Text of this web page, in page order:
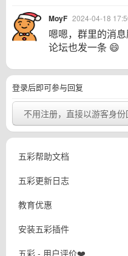
MoyF 2024-04-18
嗯嗯，群里的消
论坛也发一条 😄
登录后即可参与回复
不用注册，直接以游客身份
五彩帮助文档
五彩更新日志
教育优惠
安装五彩插件
五彩 - 用户评价❤️